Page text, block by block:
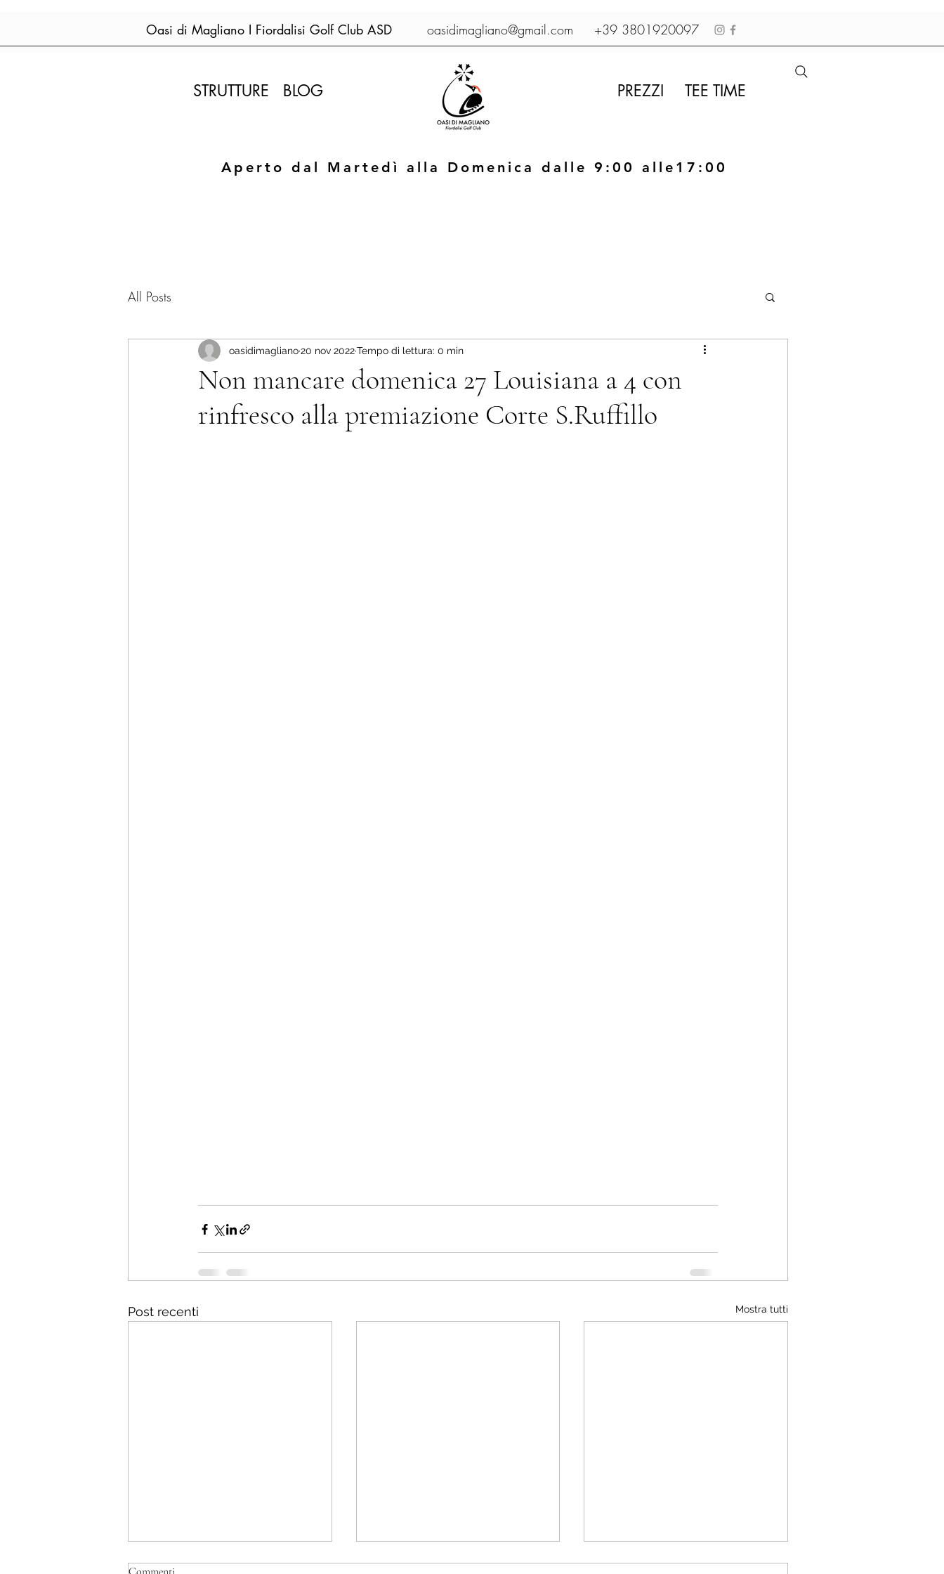
oasidimagliano@gmail.com +39 3801920097
Oasi di Magliano I Fiordalisi Golf Club ASD
PREZZI TEE TIME
STRUTTURE BLOG
Aperto dal Martedì alla Domenica dalle 9:00 alle17:00
All Posts
Non mancare domenica 27 Louisiana a 4 con
rinfresco alla premiazione Corte S.Ruffillo
oasidimagliano20 nov 2022Tempo di lettura: 0 min
Post recenti Mostra tutti